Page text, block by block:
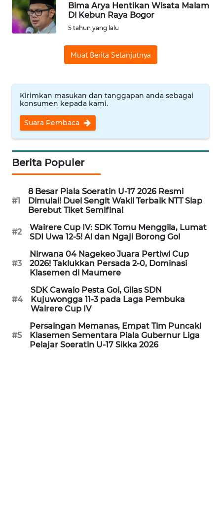
Bima Arya Hentikan Wisata Malam
Di Kebun Raya Bogor
5 tahun yang lalu
Muat Berita Selanjutnya
Kirimkan masukan dan tanggapan anda sebagai
konsumen kepada kami.
Suara Pembaca
Berita Populer
#1
8 Besar Piala Soeratin U-17 2026 Resmi
Dimulai! Duel Sengit Wakil Terbaik NTT Siap
Berebut Tiket Semifinal
#2
Wairere Cup IV: SDK Tomu Menggila, Lumat
SDI Uwa 12-5! Al dan Ngaji Borong Gol
#3
Nirwana 04 Nagekeo Juara Pertiwi Cup
2026! Taklukkan Persada 2-0, Dominasi
Klasemen di Maumere
#4
SDK Cawalo Pesta Gol, Gilas SDN
Kujuwongga 11-3 pada Laga Pembuka
Wairere Cup IV
#5
Persaingan Memanas, Empat Tim Puncaki
Klasemen Sementara Piala Gubernur Liga
Pelajar Soeratin U-17 Sikka 2026
WN
KALSEL
WN
GORONTALO
WN
SULUT
WN
MALUKU
WN
MALUT
WN
DAIRI
WN
DANAU
WN